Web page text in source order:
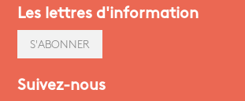
Les lettres d'information
S'ABONNER
Suivez-nous